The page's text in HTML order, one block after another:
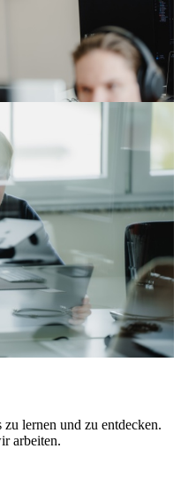
lernen und zu entdecken.
arbeiten.